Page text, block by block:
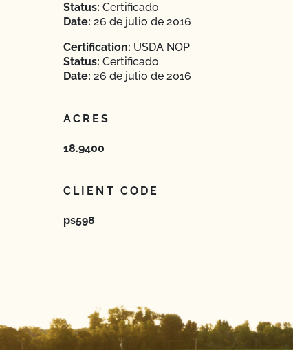
Status: Certificado
Date: 26 de julio de 2016
Certification: USDA NOP
Status: Certificado
Date: 26 de julio de 2016
ACRES
18.9400
CLIENT CODE
ps598